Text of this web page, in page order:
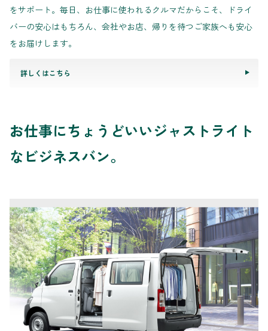
をサポート。毎日、お仕事に使われるクルマだからこそ、ドライ
バーの安心はもちろん、会社やお店、帰りを待つご家族へも安心
をお届けします。
詳しくはこちら
お仕事にちょうどいいジャストライト
なビジネスバン。